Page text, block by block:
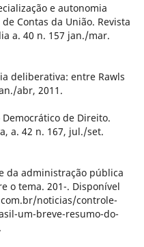
e autonomia
Contas da União. Revista
a. 40 n. 157 jan./mar.
deliberativa: entre Rawls
abr, 2011.
Democrático de Direito.
a. 42 n. 167, jul./set.
da administração pública
o tema. 201-. Disponível
noticias/controle-
um-breve-resumo-do-